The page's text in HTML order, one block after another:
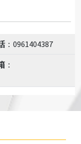
：0961404387
：